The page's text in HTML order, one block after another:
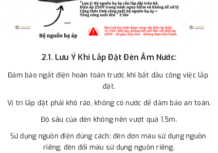
2.1. Lưu Ý Khi Lắp Đặt Đèn Âm Nước:
Đảm bảo ngắt điện hoàn toàn trước khi bắt đầu công việc lắp
đặt.
Vị trí lắp đặt phải khô ráo, không có nước để đảm bảo an toàn.
Độ sâu của đèn không nên vượt quá 1,5m.
Sử dụng nguồn điện đúng cách: đèn đơn màu sử dụng nguồn
riêng, đèn đổi màu sử dụng nguồn riêng.